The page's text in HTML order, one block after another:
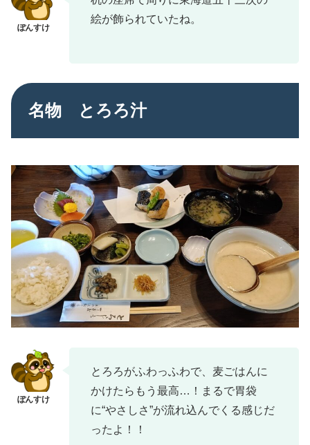
絵が飾られていたね。
名物 とろろ汁
とろろがふわっふわで、麦ごはんに
かけたらもう最高…！まるで胃袋
に“やさしさ”が流れ込んでくる感じだ
ったよ！！